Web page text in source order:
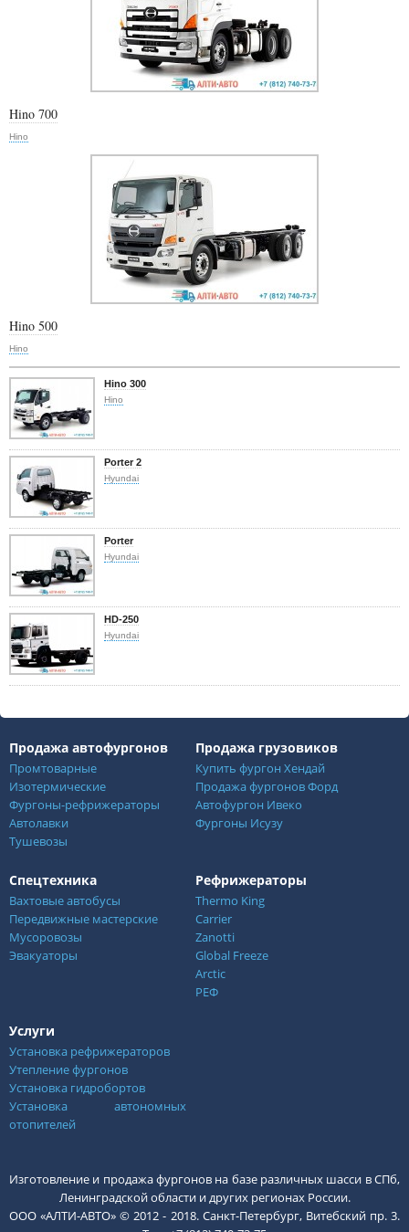
Hino 700
Hino
Hino 500
Hino
Hino 300
Hino
Porter 2
Hyundai
Porter
Hyundai
HD-250
Hyundai
Продажа автофургонов
Промтоварные
Изотермические
Фургоны-рефрижераторы
Автолавки
Тушевозы
Продажа грузовиков
Купить фургон Хендай
Продажа фургонов Форд
Автофургон Ивеко
Фургоны Исузу
Спецтехника
Вахтовые автобусы
Передвижные мастерские
Мусоровозы
Эвакуаторы
Рефрижераторы
Thermo King
Carrier
Zanotti
Global Freeze
Arctic
РЕФ
Услуги
Установка рефрижераторов
Утепление фургонов
Установка гидробортов
Установка автономных
отопителей
Изготовление и продажа фургонов на базе различных шасси в СПб,
Ленинградской области и других регионах России.
ООО «АЛТИ-АВТО» © 2012 - 2018. Санкт-Петербург, Витебский пр. 3.